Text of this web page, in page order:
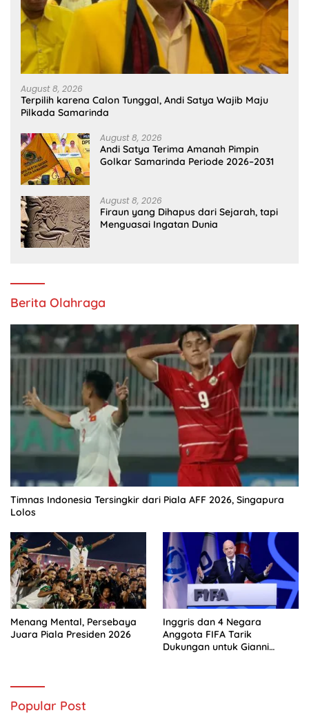
August 8, 2026
Terpilih karena Calon Tunggal, Andi Satya Wajib Maju
Pilkada Samarinda
August 8, 2026
Andi Satya Terima Amanah Pimpin
Golkar Samarinda Periode 2026–2031
August 8, 2026
Firaun yang Dihapus dari Sejarah, tapi
Menguasai Ingatan Dunia
Berita Olahraga
Timnas Indonesia Tersingkir dari Piala AFF 2026, Singapura
Lolos
Menang Mental, Persebaya
Juara Piala Presiden 2026
Inggris dan 4 Negara
Anggota FIFA Tarik
Dukungan untuk Gianni
Popular Post